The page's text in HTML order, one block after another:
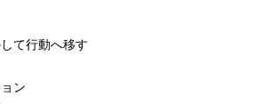
て行動へ移す
ン